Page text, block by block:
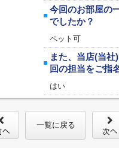
今回のお部屋の
でしたか？
ペット可
また、当店(当
回の担当をご指
はい
一覧に戻る